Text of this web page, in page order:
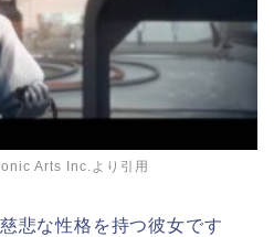
Arts Inc.より引用
悲な性格を持つ彼女です